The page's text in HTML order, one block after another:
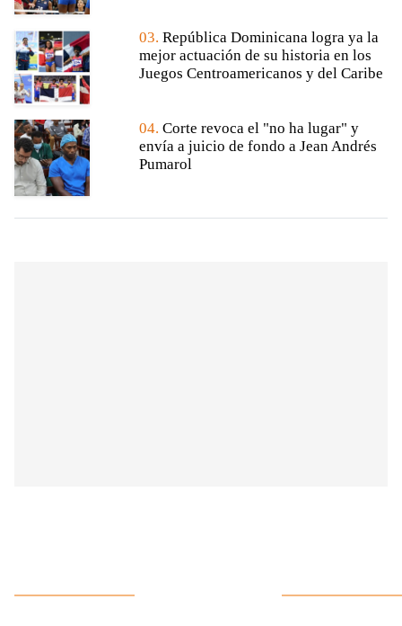
03. República Dominicana logra ya la
mejor actuación de su historia en los
Juegos Centroamericanos y del Caribe
04. Corte revoca el "no ha lugar" y
envía a juicio de fondo a Jean Andrés
Pumarol